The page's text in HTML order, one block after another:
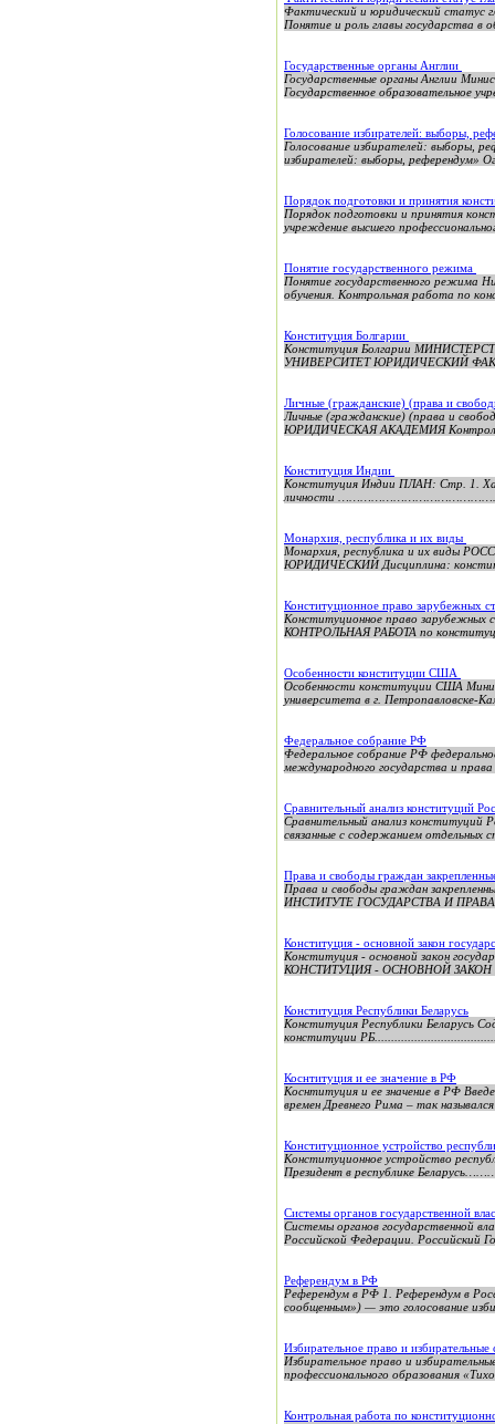
Фактический и юридический статус
Понятие и роль главы государства в
Государственные органы Англии
Государственные органы Англии
Государственное образовательное
Голосование избирателей: выборы,
Голосование избирателей: выборы,
избирателей: выборы,
Порядок подготовки и принятия
Порядок подготовки и принятия
учреждение высшего
Понятие государственного режима
Понятие государственного режима
обучения. Контрольная работа по
Конституция Болгарии
Конституция Болгарии
УНИВЕРСИТЕТ ЮРИДИЧЕСКИЙ
Личные (гражданские) (права и
Личные (гражданские) (права и
ЮРИДИЧЕСКАЯ АКАДЕМИЯ
Конституция Индии
Конституция Индии ПЛАН: Стр. 1.
личности
Монархия, республика и их виды
Монархия, республика и их
ЮРИДИЧЕСКИЙ Дисциплина:
Конституционное право зарубежных
Конституционное право
КОНТРОЛЬНАЯ РАБОТА по
Особенности конституции США
Особенности конституции США
университета в г.
Федеральное собрание РФ
Федеральное собрание РФ
международного государства и
Сравнительный анализ конституций
Сравнительный анализ конституций
связанные с содержанием
Права и свободы граждан
Права и свободы граждан
ИНСТИТУТЕ ГОСУДАРСТВА И ПРАВА
Конституция - основной закон
Конституция - основной закон
КОНСТИТУЦИЯ - ОСНОВНОЙ ЗАКОН
Конституция Республики Беларусь
Конституция Республики Беларусь
конституции
Коснтитуция и ее значение в РФ
Коснтитуция и ее значение в РФ
времен Древнего Рима – так
Конституционное устройство
Конституционное устройство
Президент в республике
Системы органов государственной
Системы органов государственной
Российской Федерации. Российский
Референдум в РФ
Референдум в РФ 1. Peфepeндум в
сообщенным») — это голосование
Избирательное право и
Избирательное право и
профессионального образования
Контрольная работа по